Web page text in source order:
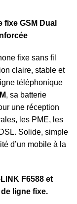
fixe GSM Dual
fixe sans fil
claire, stable et
téléphonique
, sa batterie
une réception
les PME, les
Solide, simple
d’un mobile à la
F6588 et
ligne fixe.